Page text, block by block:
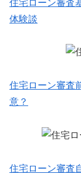
住宅ローン審査
体験談
住宅ローン審査
意？
住宅ローン審査